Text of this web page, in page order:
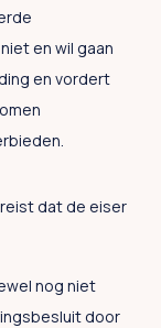
en wil gaan
en vordert
dat de eiser
nog niet
door